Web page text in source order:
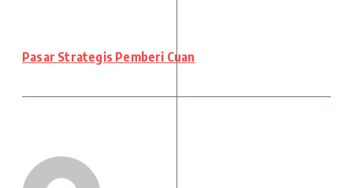
Pasar Strategis Pemberi Cuan